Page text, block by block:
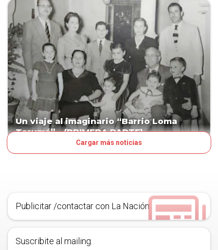
Un viaje al imaginario “Barrio Loma
Tarumá”­ - (PRIMERA PARTE)
EL GRAN DIARIO DEL DOMINGOCargar más noticias
Publicitar /contactar con La Nación
Suscribite al mailing.